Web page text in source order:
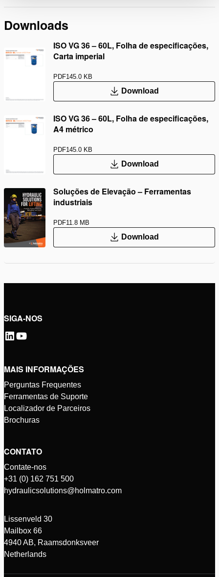
Downloads
ISO VG 36 – 60L, Folha de especificações,
Carta imperial
PDF145.0 KB
Download
ISO VG 36 – 60L, Folha de especificações,
A4 métrico
PDF145.0 KB
Download
Soluções de Elevação – Ferramentas
industriais
PDF11.8 MB
Download
SIGA-NOS
MAIS INFORMAÇÕES
Perguntas Frequentes
Ferramentas de Suporte
Localizador de Parceiros
Brochuras
CONTATO
Contate-nos
+31 (0) 162 751 500
hydraulicsolutions@holmatro.com
Lissenveld 30
Mailbox 66
4940 AB, Raamsdonksveer
Netherlands